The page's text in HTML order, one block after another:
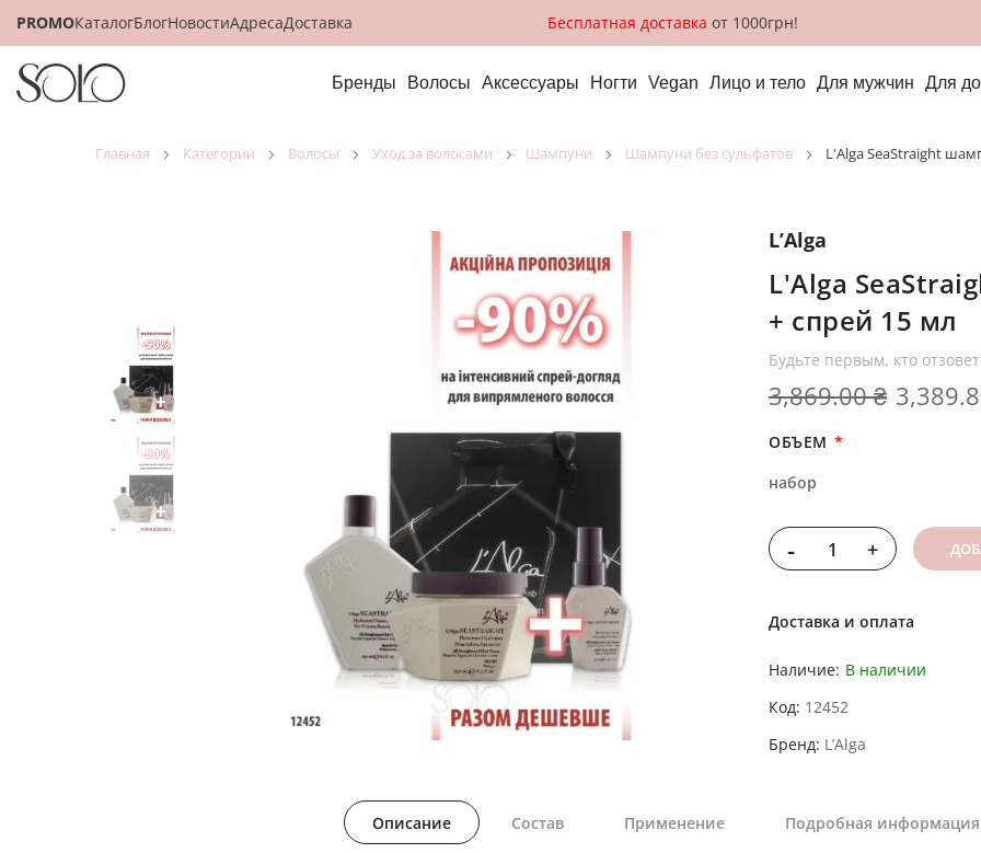
PROMOКаталогБлогНовостиАдресаДоставка Бесплатная доставка от 1000грн!
Бренды Волосы Аксессуары Ногти Vegan Лицо и тело Для мужчин Для
главная категории волосы уход за волосами шампуни шампуни без сульфатов L'Alga SeaStraight
L’Alga
L'Alga
+ спрей 15 мл
Будьте первым, кто
3,869.00 ₴
ОБЪЕМ
набор
- +
Доставка и оплата
Наличие: В наличии
Код 12452
Бренд L’Alga
Описание Состав Применение Подробная информация